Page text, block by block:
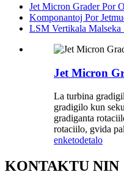
Jet Micron Grader Por
Komponantoj Por
LSM Vertikala
Jet Micron
La turbina
gradigilo kun
gradiganta
rotaciilo, gvida
enketodetalo
KONTAKTU NIN